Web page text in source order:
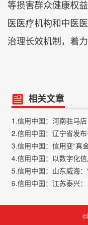
等损害群众健康权
医医疗机构和中医
治理长效机制，着
相关文章
©